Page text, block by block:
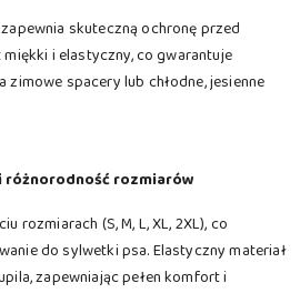
skuteczną ochronę przed
i elastyczny, co gwarantuje
zimowe spacery lub chłodne, jesienne
różnorodność rozmiarów
rozmiarach (S, M, L, XL, 2XL), co
do sylwetki psa. Elastyczny materiał
zapewniając pełen komfort i